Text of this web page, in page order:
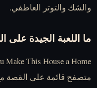
والشك والتوتر العاطفي.
ما اللعبة الجيدة
متصفح قائمة على القصة